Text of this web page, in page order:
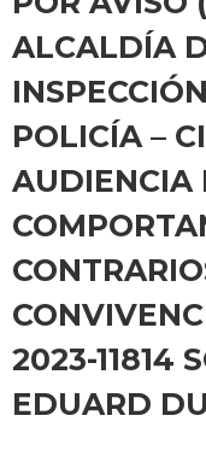
ALCALDÍA
POLICÍA –
AUDIENCIA
2023-11814
EDUARD